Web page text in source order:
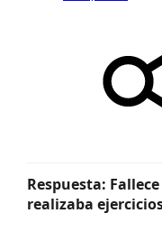
Respuesta:
realizaba